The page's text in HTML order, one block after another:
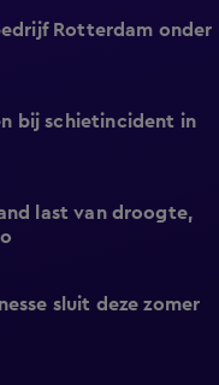
Rotterdam onder
bij schietincident in
last van droogte,
sluit deze zomer